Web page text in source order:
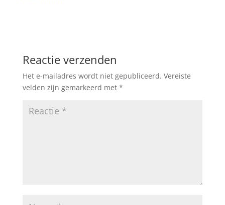
Reactie verzenden
Het e-mailadres wordt niet gepubliceerd. Vereiste
velden zijn gemarkeerd met *